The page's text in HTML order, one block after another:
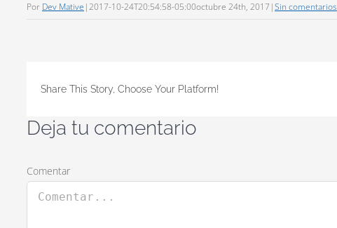
Por Dev Mative |2017-10-24T20:54:58-05:00octubre 24th, 2017 |Sin comentarios
Share This Story, Choose Your Platform!
Deja tu comentario
Comentar